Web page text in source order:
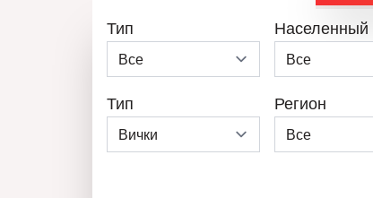
Тип Населенный
Тип Регион